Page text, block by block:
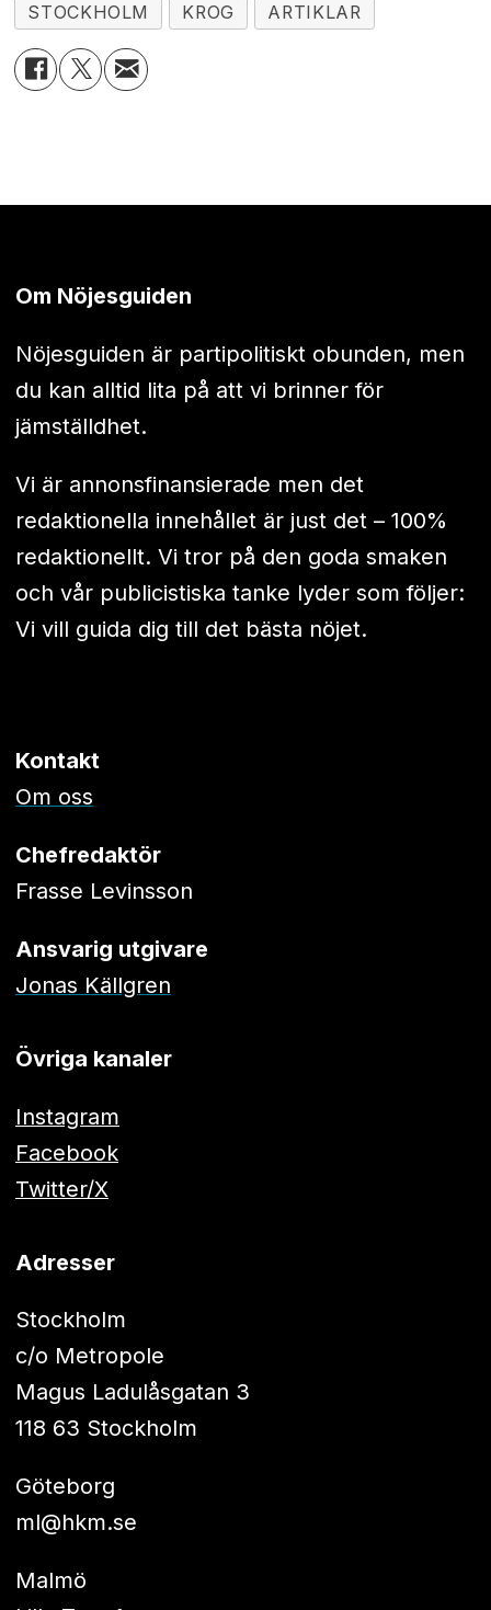
STOCKHOLM KROG ARTIKLAR
Om Nöjesguiden
Nöjesguiden är partipolitiskt obunden, men
du kan alltid lita på att vi brinner för
jämställdhet.
Vi är annonsfinansierade men det
redaktionella innehållet är just det – 100%
redaktionellt. Vi tror på den goda smaken
och vår publicistiska tanke lyder som följer:
Vi vill guida dig till det bästa nöjet.
Kontakt
Om oss
Chefredaktör
Frasse Levinsson
Ansvarig utgivare
Jonas Källgren
Övriga kanaler
Instagram
Facebook
Twitter/X
Adresser
Stockholm
c/o Metropole
Magus Ladulåsgatan 3
118 63 Stockholm
Göteborg
ml@hkm.se
Malmö